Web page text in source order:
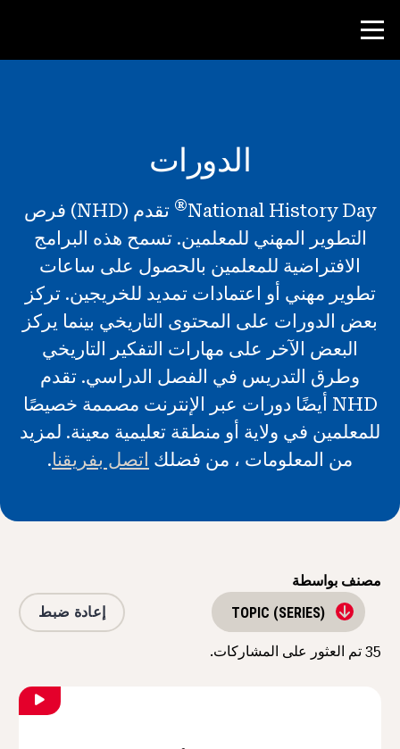
موارد المعلم
أدوات الفصل الدراسي
الدورات
المعاهد
تدريس مهارات البحث
إرشاد طلاب NHD
الأخبار و الأحداث
حول NHD ®
شارك
الدورات
National History Day
®
تقدم (NHD) فرص
التطوير المهني للمعلمين. تسمح هذه البرامج
الافتراضية للمعلمين بالحصول على ساعات
تطوير مهني أو اعتمادات تمديد للخريجين. تركز
بعض الدورات على المحتوى التاريخي بينما يركز
البعض الآخر على مهارات التفكير التاريخي
وطرق التدريس في الفصل الدراسي. تقدم
NHD أيضًا دورات عبر الإنترنت مصممة خصيصًا
للمعلمين في ولاية أو منطقة تعليمية معينة. لمزيد
من المعلومات ، من فضلك اتصل بفريقنا.
مصنف بواسطة
TOPIC (SERIES)
35 تم العثور على المشاركات.
إعادة ضبط